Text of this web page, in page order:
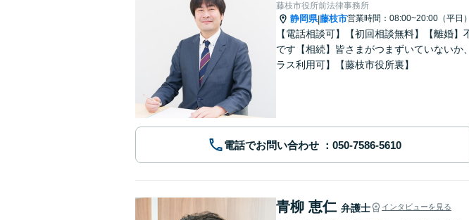
藤枝市役所前法律事務所
静岡県|藤枝市営業時間：08:00~20:00（平日）
【電話相談可】【初回相談無料】【離婚
です【相続】皆さまがつまずいていない
ラス利用可】【藤枝市役所裏】
電話でお問い合わせ
青柳 恵仁 弁護士 インタビューを見る